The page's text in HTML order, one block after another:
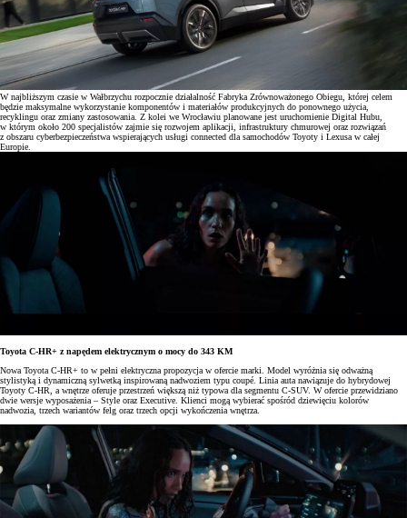
W najbliższym czasie w Wałbrzychu rozpocznie działalność Fabryka Zrównoważonego Obiegu, której celem
będzie maksymalne wykorzystanie komponentów i materiałów produkcyjnych do ponownego użycia,
recyklingu oraz zmiany zastosowania. Z kolei we Wrocławiu planowane jest uruchomienie Digital Hubu,
w którym około 200 specjalistów zajmie się rozwojem aplikacji, infrastruktury chmurowej oraz rozwiązań
z obszaru cyberbezpieczeństwa wspierających usługi connected dla samochodów Toyoty i Lexusa w całej
Europie.
Toyota C-HR+ z napędem elektrycznym o mocy do 343 KM
Nowa Toyota C-HR+ to w pełni elektryczna propozycja w ofercie marki. Model wyróżnia się odważną
stylistyką i dynamiczną sylwetką inspirowaną nadwoziem typu coupé. Linia auta nawiązuje do hybrydowej
Toyoty C-HR, a wnętrze oferuje przestrzeń większą niż typowa dla segmentu C-SUV. W ofercie przewidziano
dwie wersje wyposażenia – Style oraz Executive. Klienci mogą wybierać spośród dziewięciu kolorów
nadwozia, trzech wariantów felg oraz trzech opcji wykończenia wnętrza.